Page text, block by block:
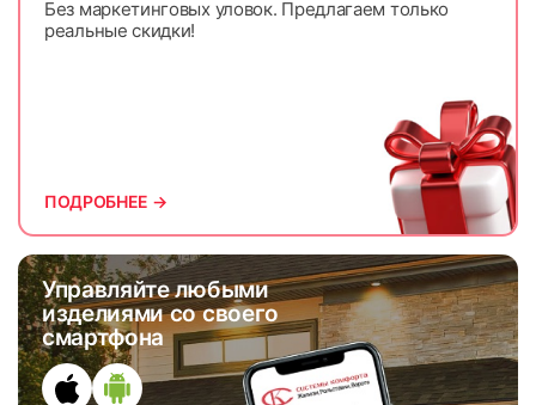
Управляйте любыми
изделиями со своего
смартфона
Без маркетинговых уловок. Предлагаем только
реальные скидки!
ПОДРОБНЕЕ →